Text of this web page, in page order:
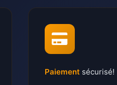
Paiement sécurisé!